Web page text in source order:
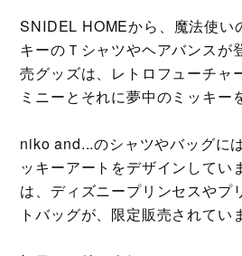
SNIDEL HOMEから、魔法使い
キーのＴシャツやヘアバンスが
売グッズは、レトロフューチャ
ミニーとそれに夢中のミッキー
niko and...のシャツやバッグに
ッキーアートをデザインしてい
は、ディズニープリンセスやプ
トバッグが、限定販売されてい